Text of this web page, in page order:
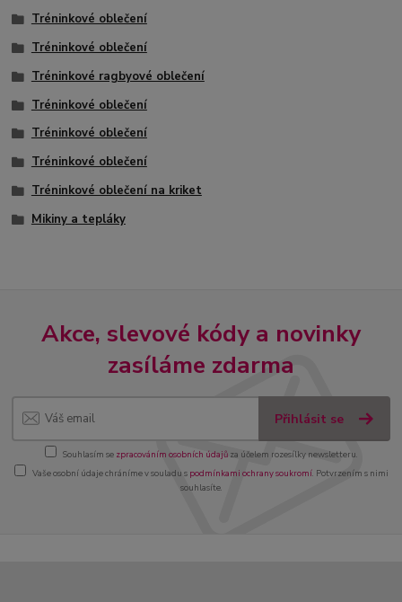
Tréninkové oblečení
Tréninkové oblečení
Tréninkové ragbyové oblečení
Tréninkové oblečení
Tréninkové oblečení
Tréninkové oblečení
Tréninkové oblečení na kriket
Mikiny a tepláky
Akce, slevové kódy a novinky
zasíláme zdarma
Přihlásit se
Souhlasím se zpracováním osobních údajůza účelem rozesílky newsletteru.
Vaše osobní údaje chráníme v souladu s podmínkami ochrany soukromí. Potvrzením s nimi
souhlasíte.